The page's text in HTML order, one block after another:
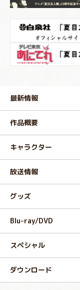
最新情報
作品概要
キャラクター
放送情報
グッズ
Blu-ray/DVD
スペシャル
ダウンロード